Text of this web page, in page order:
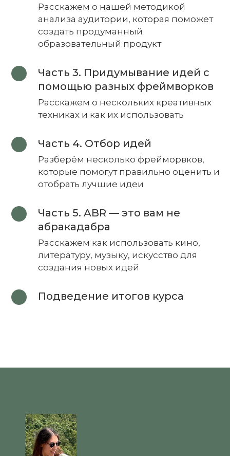
Расскажем о нашей методикой
анализа аудитории, которая поможет
создать продуманный
образовательный продукт
Часть 3. Придумывание идей с
помощью разных фреймворков
Расскажем о нескольких креативных
техниках и как их использовать
Часть 4. Отбор идей
Разберём несколько фрейморвков,
которые помогут правильно оценить и
отобрать лучшие идеи
Часть 5. ABR — это вам не
абракадабра
Расскажем как использовать кино,
литературу, музыку, искусство для
создания новых идей
Подведение итогов курса